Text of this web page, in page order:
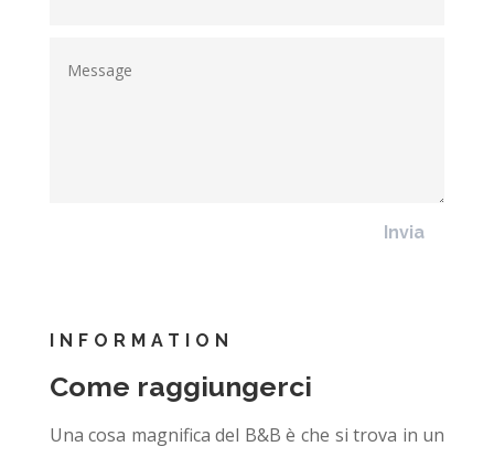
Invia
INFORMATION
Come raggiungerci
Una cosa magnifica del B&B è che si trova in un